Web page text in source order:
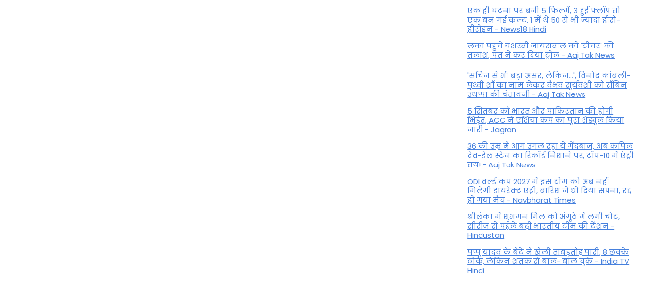
एक ही घटना पर बनी 5 फिल्में, 3 हुईं फ्लॉप तो
एक बन गई कल्ट, 1 में थे 50 से भी ज्यादा हीरो-
हीरोइन - News18 Hindi
लंका पहुंचे यशस्वी जायसवाल को 'टीचर' की
तलाश, पंत ने कर द‍िया ट्रोल - Aaj Tak News
'सचिन से भी बड़ा असर, लेकिन...', व‍िनोद कांबली-
पृथ्वी शॉ का नाम लेकर वैभव सूर्यवंशी को रॉबिन
उथप्पा की चेतावनी - Aaj Tak News
5 सितंबर को भारत और पाकिस्‍तान की होगी
भिड़ंत, ACC ने एशिया कप का पूरा शेड्यूल किया
जारी - Jagran
36 की उम्र में आग उगल रहा ये गेंदबाज, अब कपिल
देव-डेल स्टेन का रिकॉर्ड निशाने पर, टॉप-10 में एंट्री
तय! - Aaj Tak News
ODI वर्ल्ड कप 2027 में इस टीम को अब नहीं
मिलेगी डायरेक्ट एंट्री, बारिश ने धो दिया सपना, रद्द
हो गया मैच - Navbharat Times
श्रीलंका में शुभमन गिल को अंगूठे में लगी चोट,
सीरीज से पहले बढ़ी भारतीय टीम की टेंशन -
Hindustan
पप्पू यादव के बेटे ने खेली ताबड़तोड़ पारी, 8 छक्के
ठोके, लेकिन शतक से बाल- बाल चूके - India TV
Hindi